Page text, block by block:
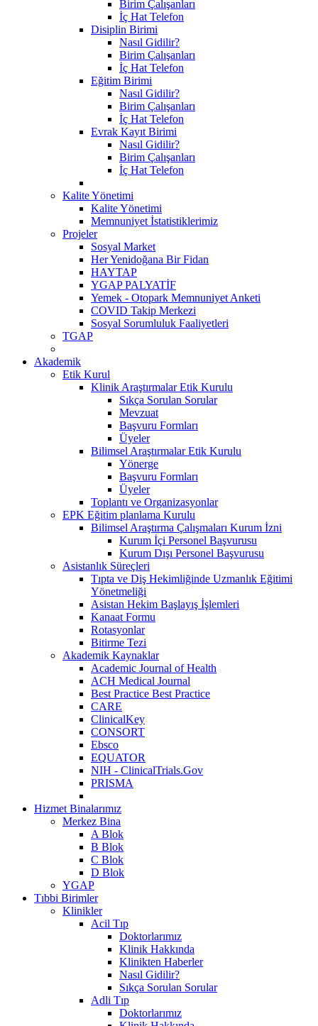
Birim Çalışanları
İç Hat Telefon
Disiplin Birimi
Nasıl Gidilir?
Birim Çalışanları
İç Hat Telefon
Eğitim Birimi
Nasıl Gidilir?
Birim Çalışanları
İç Hat Telefon
Evrak Kayıt Birimi
Nasıl Gidilir?
Birim Çalışanları
İç Hat Telefon
Kalite Yönetimi
Kalite Yönetimi
Memnuniyet İstatistiklerimiz
Projeler
Sosyal Market
Her Yenidoğana Bir Fidan
HAYTAP
YGAP PALYATİF
Yemek - Otopark Memnuniyet Anketi
COVID Takip Merkezi
Sosyal Sorumluluk Faaliyetleri
TGAP
Akademik
Etik Kurul
Klinik Araştırmalar Etik Kurulu
Sıkça Sorulan Sorular
Mevzuat
Başvuru Formları
Üyeler
Bilimsel Araştırmalar Etik Kurulu
Yönerge
Başvuru Formları
Üyeler
Toplantı ve Organizasyonlar
EPK Eğitim planlama Kurulu
Bilimsel Araştırma Çalışmaları Kurum İzni
Kurum İçi Personel Başvurusu
Kurum Dışı Personel Başvurusu
Asistanlık Süreçleri
Tıpta ve Diş Hekimliğinde Uzmanlık Eğitimi
Yönetmeliği
Asistan Hekim Başlayış İşlemleri
Kanaat Formu
Rotasyonlar
Bitirme Tezi
Akademik Kaynaklar
Academic Journal of Health
ACH Medical Journal
Best Practice Best Practice
CARE
ClinicalKey
CONSORT
Ebsco
EQUATOR
NIH - ClinicalTrials.Gov
PRISMA
Hizmet Binalarımız
Merkez Bina
A Blok
B Blok
C Blok
D Blok
YGAP
Tıbbi Birimler
Klinikler
Acil Tıp
Doktorlarımız
Klinik Hakkında
Klinikten Haberler
Nasıl Gidilir?
Sıkça Sorulan Sorular
Adli Tıp
Doktorlarımız